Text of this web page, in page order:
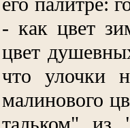
- как цвет
цвет
что улочки
малинового